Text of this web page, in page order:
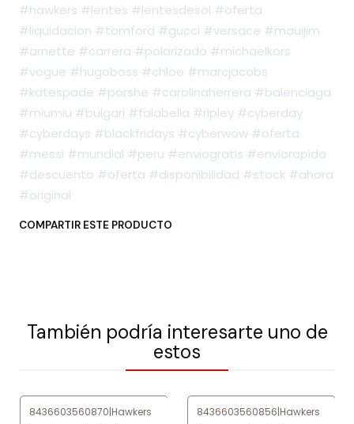
#hawkers #lentes #lentesdesol #oferta
#liquidacion #tomford #gucci #versace #mauijim
#arnette #carrera #polarizado #michaelkors
#vogue #hugoboss #chloe #marcjacobs
#katespade #porshe #carolinaherrera #balenciaga
#miumiu #bulgari #falabella #ripley #cyberday
#cyberdays #blackfridays #cyberwow #oferta
#messi #mundial #peru #enviogratis #enviorapido
#descuento #oferta #disponibilidad #stock #ahora
#original
COMPARTIR ESTE PRODUCTO
También podría interesarte uno de
estos
8436603560870|Hawkers 8436603560856|Hawkers